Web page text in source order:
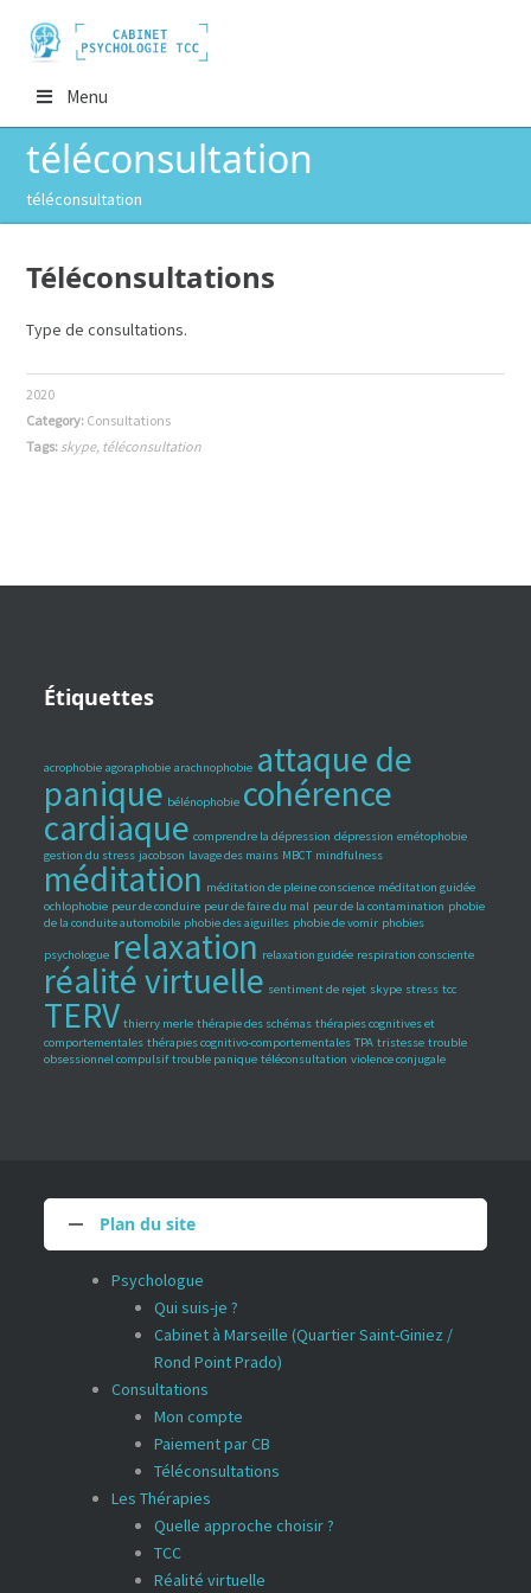
Menu
téléconsultation
téléconsultation
Téléconsultations
Type de consultations.
2020
Category: Consultations
Tags: skype, téléconsultation
Étiquettes
acrophobie agoraphobie arachnophobie attaque de
panique bélénophobie cohérence
cardiaque comprendre la dépression dépression emétophobie
gestion du stress jacobson lavage des mains MBCT mindfulness
méditation méditation de pleine conscience méditation guidée
ochlophobie peur de conduire peur de faire du mal peur de la contamination phobie
de la conduite automobile phobie des aiguilles phobie de vomir phobies
psychologue relaxation relaxation guidée respiration consciente
réalité virtuelle sentiment de rejet skype stress tcc
TERV thierry merle thérapie des schémas thérapies cognitives et
comportementales thérapies cognitivo-comportementales TPA tristesse trouble
obsessionnel compulsif trouble panique téléconsultation violence conjugale
Plan du site
Psychologue
Qui suis-je ?
Cabinet à Marseille (Quartier Saint-Giniez /
Rond Point Prado)
Consultations
Mon compte
Paiement par CB
Téléconsultations
Les Thérapies
Quelle approche choisir ?
TCC
Réalité virtuelle